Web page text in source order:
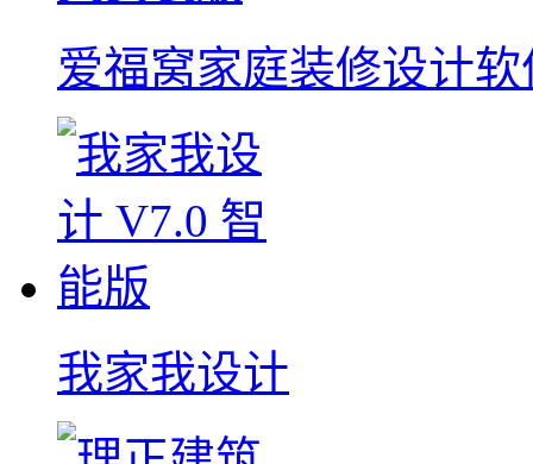
爱福窝家庭装修设计软
我家我设计